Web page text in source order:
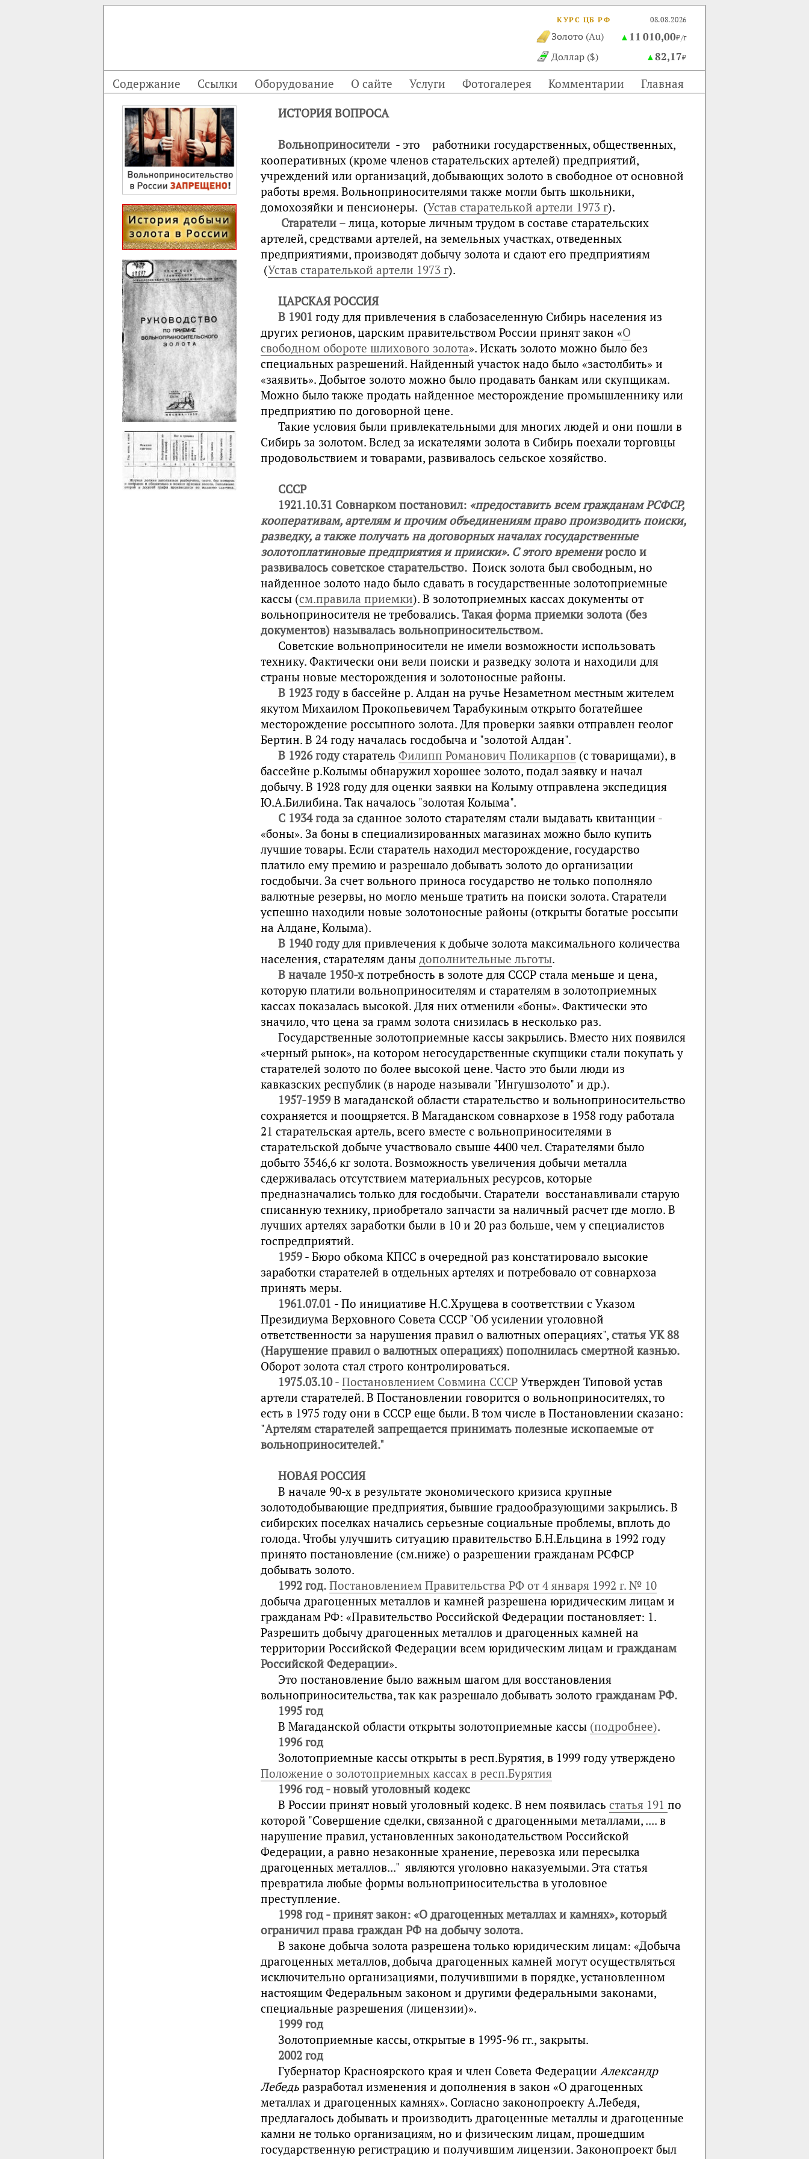
КУРС ЦБ РФ 08.08.2026
Золото (Au) ▲ 11 010,00₽/г
Доллар ($) ▲82,17₽
Содержание Ссылки Оборудование О сайте Услуги Фотогалерея Комментарии
Главная
ИСТОРИЯ ВОПРОСА
Вольноприносители- это работники государственных, общественных,
кооперативных (кроме членов старательских артелей) предприятий,
учреждений или организаций, добывающих золото в свободное от основной
работы время. Вольноприносителями также могли быть школьники,
домохозяйки и пенсионеры. (Устав старателькой артели 1973 г).
Старатели– лица, которые личным трудом в составе старательских
артелей, средствами артелей, на земельных участках, отведенных
предприятиями, производят добычу золота и сдают его предприятиям
(Устав старателькой артели 1973 г).
ЦАРСКАЯ РОССИЯ
В 1901 году для привлечения в слабозаселенную Сибирь населения из
других регионов, царским правительством России принят закон «О
свободном обороте шлихового золота». Искать золото можно было без
специальных разрешений. Найденный участок надо было «застолбить» и
«заявить». Добытое золото можно было продавать банкам или скупщикам.
Можно было также продать найденное месторождение промышленнику или
предприятию по договорной цене.
Такие условия были привлекательными для многих людей и они пошли в
Сибирь за золотом. Вслед за искателями золота в Сибирь поехали торговцы
продовольствием и товарами, развивалось сельское хозяйство.
СССР
1921.10.31 Совнарком постановил: «предоставить всем гражданам РСФСР,
кооперативам, артелям и прочим объединениям право производить поиски,
разведку, а также получать на договорных началах государственные
золотоплатиновые предприятия и прииски». С этого времениросло и
развивалось советское старательство. Поиск золота был свободным, но
найденное золото надо было сдавать в государственные золотоприемные
кассы (см.правила приемки). В золотоприемных кассах документы от
вольноприносителя не требовались. Такая форма приемки золота (без
документов) называлась вольноприносительством.
Советские вольноприносители не имели возможности использовать
технику. Фактически они вели поиски и разведку золота и находили для
страны новые месторождения и золотоносные районы.
В 1923 годув бассейне р. Алдан на ручье Незаметном местным жителем
якутом Михаилом Прокопьевичем Тарабукиным открыто богатейшее
месторождение россыпного золота. Для проверки заявки отправлен геолог
Бертин. В 24 году началась госдобыча и "золотой Алдан".
В 1926 годустаратель Филипп Романович Поликарпов (с товарищами), в
бассейне р.Колымы обнаружил хорошее золото, подал заявку и начал
добычу. В 1928 году для оценки заявки на Колыму отправлена экспедиция
Ю.А.Билибина. Так началось "золотая Колыма".
С 1934 годаза сданное золото старателям стали выдавать квитанции -
«боны». За боны в специализированных магазинах можно было купить
лучшие товары. Если старатель находил месторождение, государство
платило ему премию и разрешало добывать золото до организации
госдобычи. За счет вольного приноса государство не только пополняло
валютные резервы, но могло меньше тратить на поиски золота. Старатели
успешно находили новые золотоносные районы (открыты богатые россыпи
на Алдане, Колыма).
В 1940 годудля привлечения к добыче золота максимального количества
населения, старателям даны дополнительные льготы.
В начале 1950-хпотребность в золоте для СССР стала меньше и цена,
которую платили вольноприносителям и старателям в золотоприемных
кассах показалась высокой. Для них отменили «боны». Фактически это
значило, что цена за грамм золота снизилась в несколько раз.
Государственные золотоприемные кассы закрылись. Вместо них появился
«черный рынок», на котором негосударственные скупщики стали покупать у
старателей золото по более высокой цене. Часто это были люди из
кавказских республик (в народе называли "Ингушзолото" и др.).
1957-1959В магаданской области старательство и вольноприносительство
сохраняется и поощряется. В Магаданском совнархозе в 1958 году работала
21 старательская артель, всего вместе с вольноприносителями в
старательской добыче участвовало свыше 4400 чел. Старателями было
добыто 3546,6 кг золота. Возможность увеличения добычи металла
сдерживалась отсутствием материальных ресурсов, которые
предназначались только для госдобычи. Старатели восстанавливали старую
списанную технику, приобретало запчасти за наличный расчет где могло. В
лучших артелях заработки были в 10 и 20 раз больше, чем у специалистов
госпредприятий.
1959- Бюро обкома КПСС в очередной раз констатировало высокие
заработки старателей в отдельных артелях и потребовало от совнархоза
принять меры.
1961.07.01 - По инициативе Н.С.Хрущева в соответствии с Указом
Президиума Верховного Совета СССР "Об усилении уголовной
ответственности за нарушения правил о валютных операциях", статья УК 88
(Нарушение правил о валютных операциях) пополнилась смертной казнью.
Оборот золота стал строго контролироваться.
1975.03.10- Постановлением Совмина СССРУтвержден Типовой устав
артели старателей. В Постановлении говорится о вольноприносителях, то
есть в 1975 году они в СССР еще были. В том числе в Постановлении сказано:
"Артелям старателей запрещается принимать полезные ископаемые от
вольноприносителей."
НОВАЯ РОССИЯ
В начале 90-х в результате экономического кризиса крупные
золотодобывающие предприятия, бывшие градообразующими закрылись. В
сибирских поселках начались серьезные социальные проблемы, вплоть до
голода. Чтобы улучшить ситуацию правительство Б.Н.Ельцина в 1992 году
принято постановление (см.ниже) о разрешении гражданам РСФСР
добывать золото.
1992 год. Постановлением Правительства РФ от 4 января 1992 г. № 10
добыча драгоценных металлов и камней разрешена юридическим лицам и
гражданам РФ: «Правительство Российской Федерации постановляет: 1.
Разрешить добычу драгоценных металлов и драгоценных камней на
территории Российской Федерации всем юридическим лицам и гражданам
Российской Федерации».
Это постановление было важным шагом для восстановления
вольноприносительства, так как разрешало добывать золото гражданам РФ.
1995 год
В Магаданской области открыты золотоприемные кассы (подробнее).
1996 год
Золотоприемные кассы открыты в респ.Бурятия, в 1999 году утверждено
Положение о золотоприемных кассах в респ.Бурятия
1996 год - новый уголовный кодекс
В России принят новый уголовный кодекс. В нем появилась статья 191 по
которой "Совершение сделки, связанной с драгоценными металлами, .... в
нарушение правил, установленных законодательством Российской
Федерации, а равно незаконные хранение, перевозка или пересылка
драгоценных металлов..." являются уголовно наказуемыми. Эта статья
превратила любые формы вольноприносительства в уголовное
преступление.
1998 год - принят закон: «О драгоценных металлах и камнях», который
ограничил права граждан РФ на добычу золота.
В законе добыча золота разрешена только юридическим лицам: «Добыча
драгоценных металлов, добыча драгоценных камней могут осуществляться
исключительно организациями, получившими в порядке, установленном
настоящим Федеральным законом и другими федеральными законами,
специальные разрешения (лицензии)».
1999 год
Золотоприемные кассы, открытые в 1995-96 гг., закрыты.
2002 год
Губернатор Красноярского края и член Совета Федерации Александр
Лебедь разработал изменения и дополнения в закон «О драгоценных
металлах и драгоценных камнях». Согласно законопроекту А.Лебедя,
предлагалось добывать и производить драгоценные металлы и драгоценные
камни не только организациям, но и физическим лицам, прошедшим
государственную регистрацию и получившим лицензии. Законопроект был